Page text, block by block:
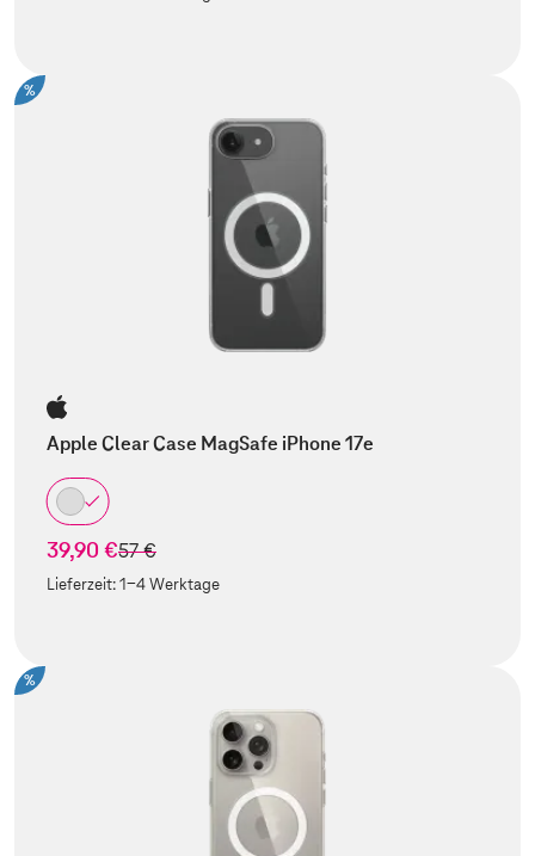
%
Apple Clear Case MagSafe iPhone 17e
39,90 €statt
57 €
Lieferzeit:1-4 Werktage
%